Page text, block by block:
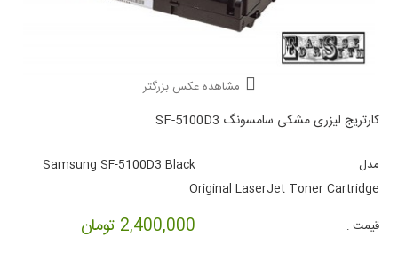
مشاهده عکس بزرگتر
کارتریج لیزری مشکی سامسونگ SF-5100D3
مدل
Samsung SF-5100D3 Black
Original LaserJet Toner Cartridge
قیمت :
2,400,000 تومان